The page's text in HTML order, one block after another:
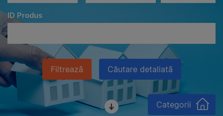
ID Produs
Filtrează Căutare detaliată
Categorii